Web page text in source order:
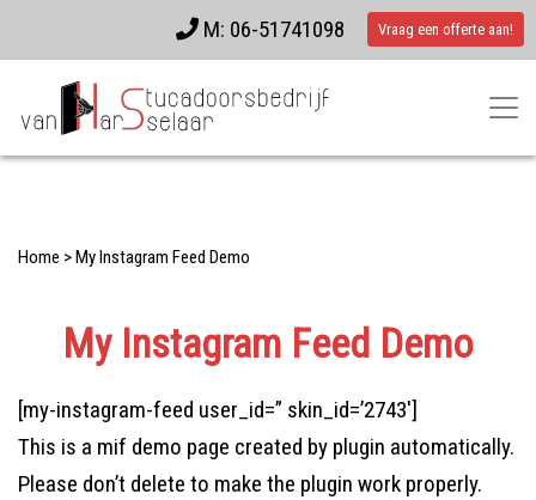
Vraag een offerte aan!
M: 06-51741098
Home >My Instagram Feed Demo
My Instagram Feed Demo
[my-instagram-feed user_id=” skin_id=’2743′]
This is a mif demo page created by plugin automatically.
Please don’t delete to make the plugin work properly.